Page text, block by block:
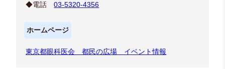
◆電話03-5320-4356
ホームページ
東京都眼科医会 都民の広場 イベント情報